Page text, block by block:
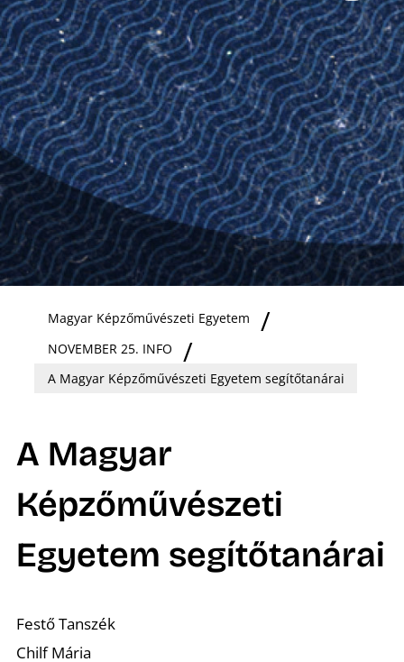
Magyar Képzőművészeti Egyetem
NOVEMBER 25. INFO
A Magyar Képzőművészeti Egyetem segítőtanárai
A Magyar
Képzőművészeti
Egyetem segítőtanárai
Festő Tanszék
Chilf Mária